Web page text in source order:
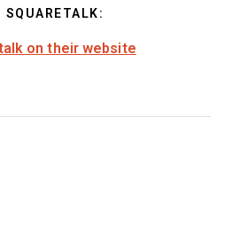
SQUARETALK:
on their website